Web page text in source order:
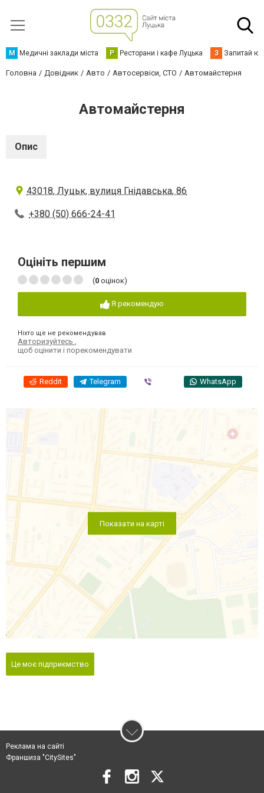
М Медичні заклади міста Р Ресторани і кафе Луцька З Запитай
Головна Довідник Авто Автосервіси, СТО Автомайстерня
Автомайстерня
Опис
43018, Луцьк, вулиця Гнідавська, 86
+380 (50) 666-24-41
Оцініть першим
(0 оцінок)
Я рекомендую
Ніхто ще не рекомендував
Авторизуйтесь
щоб оцінити і порекомендувати
Reddit Telegram WhatsApp
Показати на карті
Це моє підприємство
Реклама на сайті
Франшиза "CitySites"